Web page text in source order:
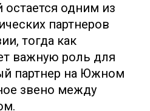
остается одним из
партнеров
тогда как
важную роль для
партнер на Южном
звено между